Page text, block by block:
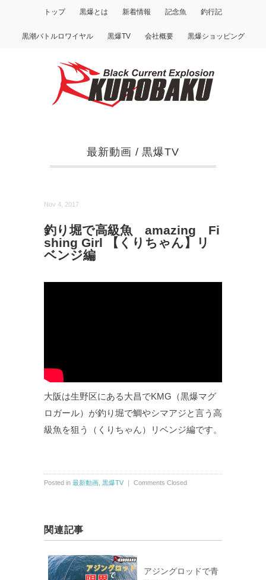
トップ 黒爆とは 新着情報 記念魚 釣行記
黒潮バトルロワイヤル 黒爆TV 会社概要 黒爆ショッピング
最新動画 /黒爆TV
Nov 4, 2017
釣り堀で高級魚 amazing Fi
shing Girl 【くりちゃん】リ
ベンジ編
大阪は生野区にある大昌でKMG（黒爆マグ
ロガール）が釣り堀で鯛やシマアジと言う高
級魚を狙う（くりちゃん）リベンジ編です。
Posted in 最新動画 黒爆TV ｜ Comments Closed
関連記事
アジングロッドで青